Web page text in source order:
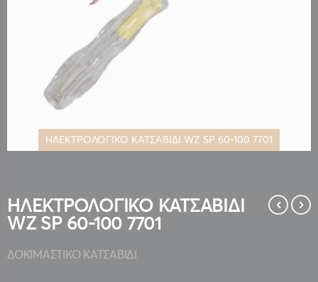
ΗΛΕΚΤΡΟΛΟΓΙΚΟ ΚΑΤΣΑΒΙΔΙ WZ SP 60-100 7701
της
συλλογής
εικόνων
ΗΛΕΚΤΡΟΛΟΓΙΚΟ ΚΑΤΣΑΒΙΔΙ
WZ SP 60-100 7701
ΔΟΚΙΜΑΣΤΙΚΟ ΚΑΤΣΑΒΙΔΙ